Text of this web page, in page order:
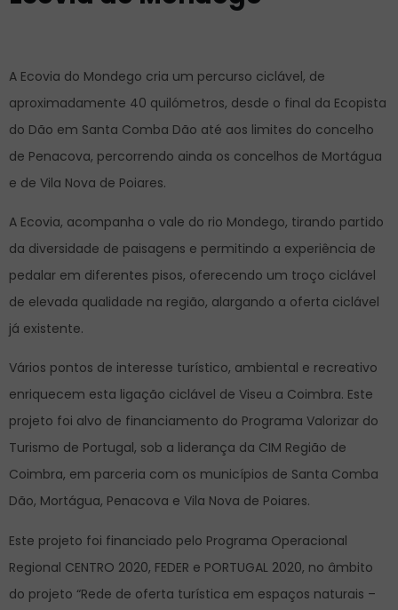
A Ecovia do Mondego cria um percurso ciclável, de
aproximadamente 40 quilómetros, desde o final da Ecopista
do Dão em Santa Comba Dão até aos limites do concelho
de Penacova, percorrendo ainda os concelhos de Mortágua
e de Vila Nova de Poiares.
A Ecovia, acompanha o vale do rio Mondego, tirando partido
da diversidade de paisagens e permitindo a experiência de
pedalar em diferentes pisos, oferecendo um troço ciclável
de elevada qualidade na região, alargando a oferta ciclável
já existente.
Vários pontos de interesse turístico, ambiental e recreativo
enriquecem esta ligação ciclável de Viseu a Coimbra. Este
projeto foi alvo de financiamento do Programa Valorizar do
Turismo de Portugal, sob a liderança da CIM Região de
Coimbra, em parceria com os municípios de Santa Comba
Dão, Mortágua, Penacova e Vila Nova de Poiares.
Este projeto foi financiado pelo Programa Operacional
Regional CENTRO 2020, FEDER e PORTUGAL 2020, no âmbito
do projeto “Rede de oferta turística em espaços naturais –